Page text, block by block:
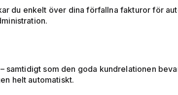
du enkelt över dina förfallna fakturor för
samtidigt som den goda kundrelationen
helt automatiskt.